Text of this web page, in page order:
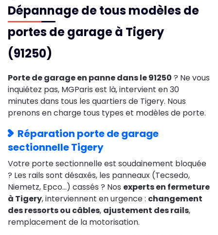
Dépannage de tous modèles de
portes de garage à Tigery
(91250)
Porte de garage en panne dans le 91250 ? Ne vous
inquiétez pas, MGParis est là, intervient en 30
minutes dans tous les quartiers de Tigery. Nous
prenons en charge tous types et modèles de porte.
Réparation porte de garage
sectionnelle Tigery
Votre porte sectionnelle est soudainement bloquée
? Les rails sont désaxés, les panneaux (Tecsedo,
Niemetz, Epco…) cassés ? Nos experts en fermeture
à Tigery, interviennent en urgence : changement
des ressorts ou câbles, ajustement des rails,
remplacement de la motorisation.